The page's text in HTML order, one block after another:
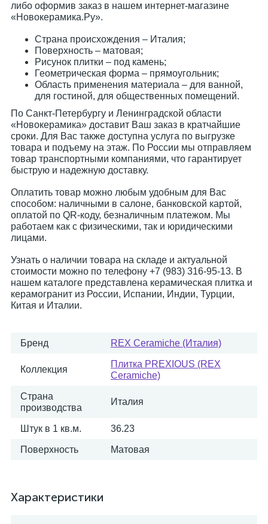
либо оформив заказ в нашем интернет-магазине
«Новокерамика.Ру».
Страна происхождения – Италия;
Поверхность – матовая;
Рисунок плитки – под камень;
Геометрическая форма – прямоугольник;
Область применения материала – для ванной,
для гостиной, для общественных помещений.
По Санкт-Петербургу и Ленинградской области
«Новокерамика» доставит Ваш заказ в кратчайшие
сроки. Для Вас также доступна услуга по выгрузке
товара и подъему на этаж. По России мы отправляем
товар транспортными компаниями, что гарантирует
быструю и надежную доставку.
Оплатить товар можно любым удобным для Вас
способом: наличными в салоне, банковской картой,
оплатой по QR-коду, безналичным платежом. Мы
работаем как с физическими, так и юридическими
лицами.
Узнать о наличии товара на складе и актуальной
стоимости можно по телефону +7 (983) 316-95-13. В
нашем каталоге представлена керамическая плитка и
керамогранит из России, Испании, Индии, Турции,
Китая и Италии.
Бренд REX Ceramiche (Италия)
Коллекция
Плитка PREXIOUS (REX
Ceramiche)
Страна
производства
Италия
Штук в 1 кв.м. 36.23
Поверхность Матовая
Характеристики